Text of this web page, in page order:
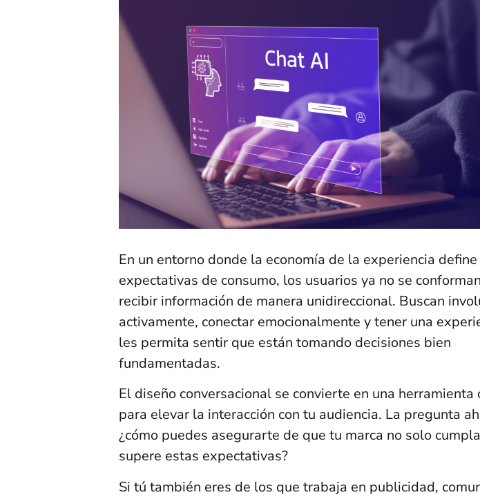
En un entorno donde la economía de la experiencia
expectativas de consumo, los usuarios ya no se
recibir información de manera unidireccional. Buscan
activamente, conectar emocionalmente y tener una
les permita sentir que están tomando decisiones bien
fundamentadas.
El diseño conversacional se convierte en una herramienta
para elevar la interacción con tu audiencia. La pregunta
¿cómo puedes asegurarte de que tu marca no solo
supere estas expectativas?
Si tú también eres de los que trabaja en publicidad,